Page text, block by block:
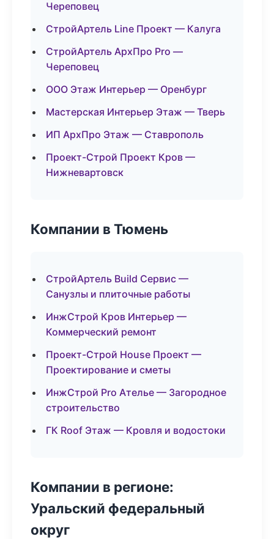
Череповец
СтройАртель Line Проект — Калуга
СтройАртель АрхПро Pro —
Череповец
ООО Этаж Интерьер — Оренбург
Мастерская Интерьер Этаж — Тверь
ИП АрхПро Этаж — Ставрополь
Проект-Строй Проект Кров —
Нижневартовск
Компании в Тюмень
СтройАртель Build Сервис —
Санузлы и плиточные работы
ИнжСтрой Кров Интерьер —
Коммерческий ремонт
Проект-Строй House Проект —
Проектирование и сметы
ИнжСтрой Pro Ателье — Загородное
строительство
ГК Roof Этаж — Кровля и водостоки
Компании в регионе:
Уральский федеральный
округ